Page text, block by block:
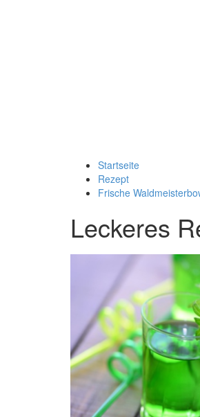
Startseite
Rezept
Frische
Leckeres